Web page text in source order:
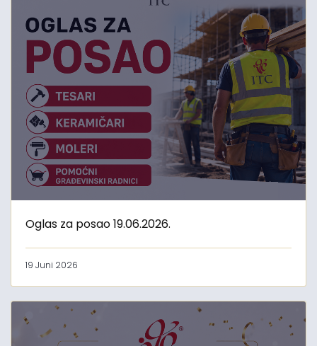
Oglas za posao 19.06.2026.
19 Juni 2026